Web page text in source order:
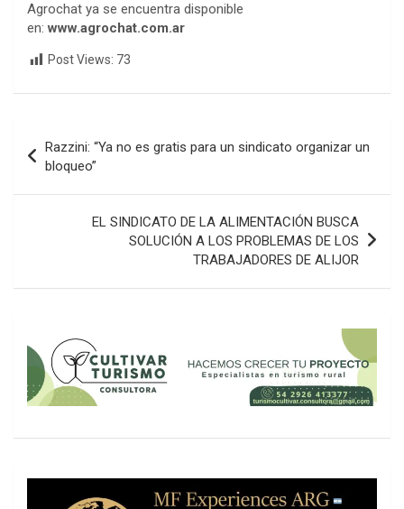
Agrochat ya se encuentra disponible
en:www.agrochat.com.ar
Post Views: 73
de
entradas
Razzini: “Ya no es gratis para un sindicato organizar un
bloqueo”
EL SINDICATO DE LA ALIMENTACIÓN BUSCA
SOLUCIÓN A LOS PROBLEMAS DE LOS
TRABAJADORES DE ALIJOR